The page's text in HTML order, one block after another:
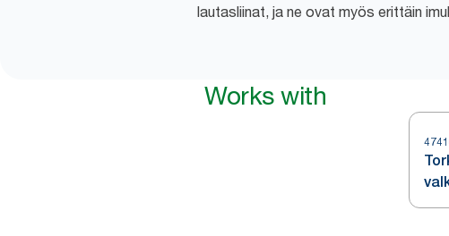
lautasliinat, ja ne ovat myös erittäin
Works with